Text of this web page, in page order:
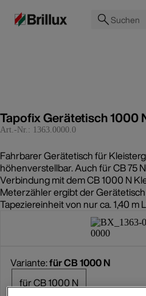
Suchen
Tapofix Gerätetisch 1000
Art.-Nr.: 1363.0000.0
Fahrbarer Gerätetisch für
höhenverstellbar. Auch für CB 75
Verbindung mit dem CB 1000 N
Meterzähler ergibt der
Tapeziereinheit von nur ca. 1,40 m
Variante:für CB 1000 N
für CB 1000 N